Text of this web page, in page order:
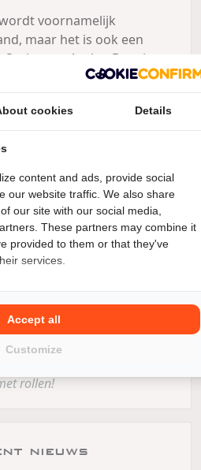
voornamelijk
maar het is ook een
Suriname, Aruba, Bonaire,
Alle Nederlandse, of
gebiedsdelen gebruiken
nog steeds het
het gesproken in delen
en ook in enkele
koloniën zoals Indonesië
motoren
is het meervoud
níét in Nederland.
ons officieel – motoren –
rollen!
nieuws
cookies Details
content and ads, provide social
our website traffic. We also share
our site with our social media,
These partners may combine it
provided to them or that they've
services.
Customize
Accept all